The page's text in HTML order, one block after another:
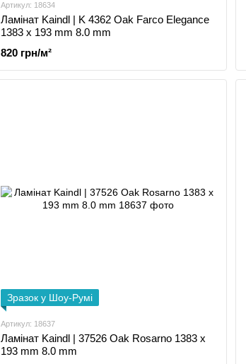
Артикул: 18634
Ламінат Kaindl | K 4362 Oak Farco Elegance
1383 x 193 mm 8.0 mm
820 грн/м²
Зразок у Шоу-Румі
Артикул: 18637
Ламінат Kaindl | 37526 Oak Rosarno 1383 x
193 mm 8.0 mm